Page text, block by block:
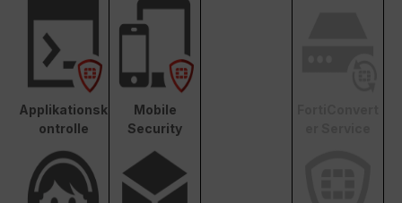
Applikationsk
ontrolle
Mobile
Security